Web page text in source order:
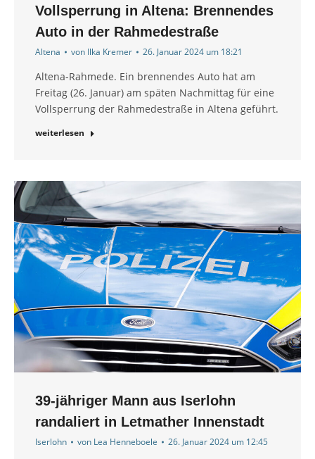
Vollsperrung in Altena: Brennendes
Auto in der Rahmedestraße
Altena von Ilka Kremer 26. Januar 2024 um 18:21
Altena-Rahmede. Ein brennendes Auto hat am
Freitag (26. Januar) am späten Nachmittag für eine
Vollsperrung der Rahmedestraße in Altena geführt.
weiterlesen
39-jähriger Mann aus Iserlohn
randaliert in Letmather Innenstadt
Iserlohn von Lea Henneboele 26. Januar 2024 um 12:45